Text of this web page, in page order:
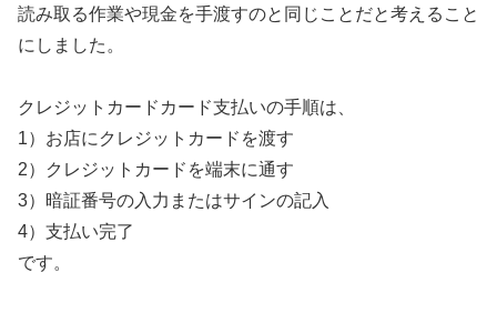
読み取る作業や現金を手渡すのと同じことだと考えること
にしました。
クレジットカードカード支払いの手順は、
1）お店にクレジットカードを渡す
2）クレジットカードを端末に通す
3）暗証番号の入力またはサインの記入
4）支払い完了
です。